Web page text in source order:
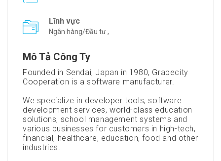
Lĩnh vực
Ngân hàng/Đầu tư ,
Mô Tả Công Ty
Founded in Sendai, Japan in 1980, Grapecity
Cooperation is a software manufacturer.
We specialize in developer tools, software
development services, world-class education
solutions, school management systems and
various businesses for customers in high-tech,
financial, healthcare, education, food and other
industries.